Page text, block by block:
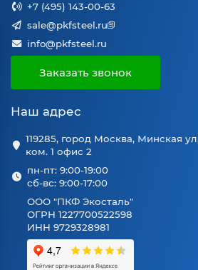
+7 (495) 143-00-63
sale@pkfsteel.ru
info@pkfsteel.ru
Заказать звонок
Наш адрес
119285, город Москва, Минская
ком. 1 офис 2
пн-пт: 9:00-19:00
сб-вс: 9:00-17:00
ООО "ПКФ Экосталь"
ОГРН 1227700522598
ИНН 9729328981